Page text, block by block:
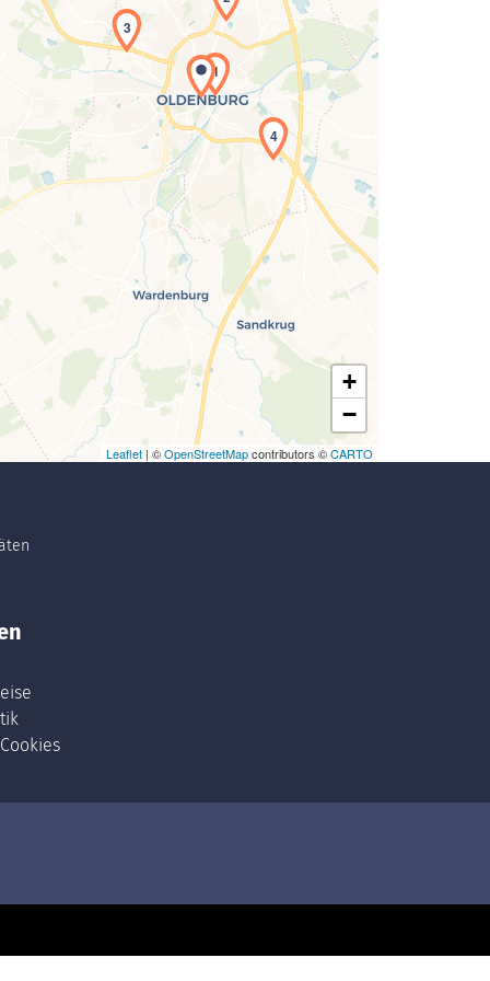
Laden der Karte... 1
3
4
+
−
Leaflet | ©OpenStreetMapcontributors ©CARTO